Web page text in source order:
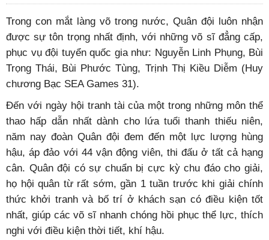
Trong con mắt làng võ trong nước, Quân đội luôn nhận
được sự tôn trọng nhất định, với những võ sĩ đẳng cấp,
phục vụ đội tuyển quốc gia như: Nguyễn Linh Phụng, Bùi
Trọng Thái, Bùi Phước Tùng, Trịnh Thị Kiều Diễm (Huy
chương Bạc SEA Games 31).
Đến với ngày hội tranh tài của một trong những môn thể
thao hấp dẫn nhất dành cho lứa tuổi thanh thiếu niên,
năm nay đoàn Quân đội đem đến một lực lượng hùng
hậu, áp đảo với 44 vận động viên, thi đấu ở tất cả hạng
cân. Quân đội có sự chuẩn bị cực kỳ chu đáo cho giải,
họ hội quân từ rất sớm, gần 1 tuần trước khi giải chính
thức khởi tranh và bố trí ở khách sạn có điều kiện tốt
nhất, giúp các võ sĩ nhanh chóng hồi phục thể lực, thích
nghi với điều kiện thời tiết, khí hậu.